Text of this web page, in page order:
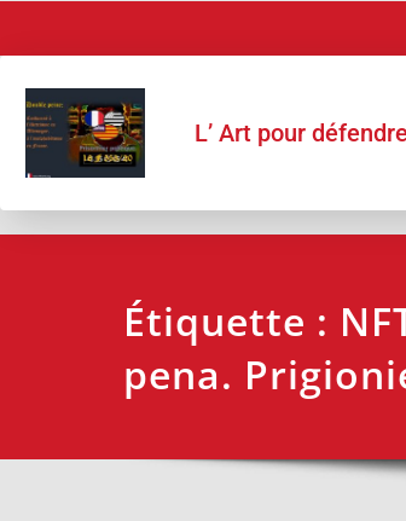
L’ Art pour
Étiquette :
pena.